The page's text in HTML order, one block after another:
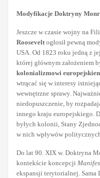
Modyfikacje Doktryny
Jeszcze w czasie wojny na
Rooseveltogłosił pewną
USA. Od 1823 roku jedną z
której głównym założeniem
kolonializmowi
wtrącać się w interesy
wewnętrzne sprawy.
niedopuszczenie, by
innego kraju europejskiego.
byłych kolonii, Stany
w nich wpływów
Do lat 90. XIX w. Doktryna
kontekście koncepcji
ekspansji terytorialnej. Sama